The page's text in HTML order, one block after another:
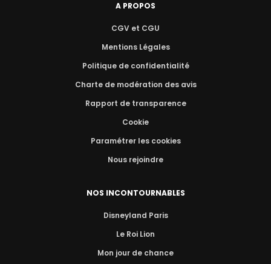
A PROPOS
CGV et CGU
Mentions Légales
Politique de confidentialité
Charte de modération des avis
Rapport de transparence
Cookie
Paramétrer les cookies
Nous rejoindre
NOS INCONTOURNABLES
Disneyland Paris
Le Roi Lion
Mon jour de chance